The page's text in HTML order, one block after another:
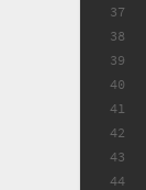
37
38
39
40
41
42
43
44